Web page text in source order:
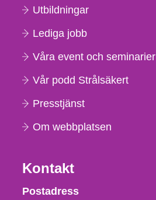
Utbildningar
Lediga jobb
Våra event och seminarier
Vår podd Strålsäkert
Presstjänst
Om webbplatsen
Kontakt
Strålsäkerhetsmyndigheten
Postadress